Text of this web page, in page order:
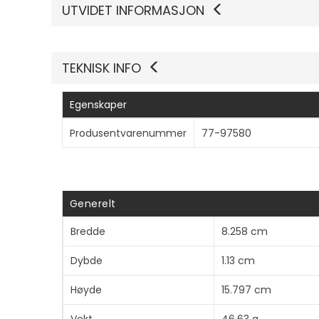
UTVIDET INFORMASJON
TEKNISK INFO
Egenskaper
Produsentvarenummer
77-97580
Generelt
Bredde
8.258 cm
Dybde 1.13 cm
Høyde 15.797 cm